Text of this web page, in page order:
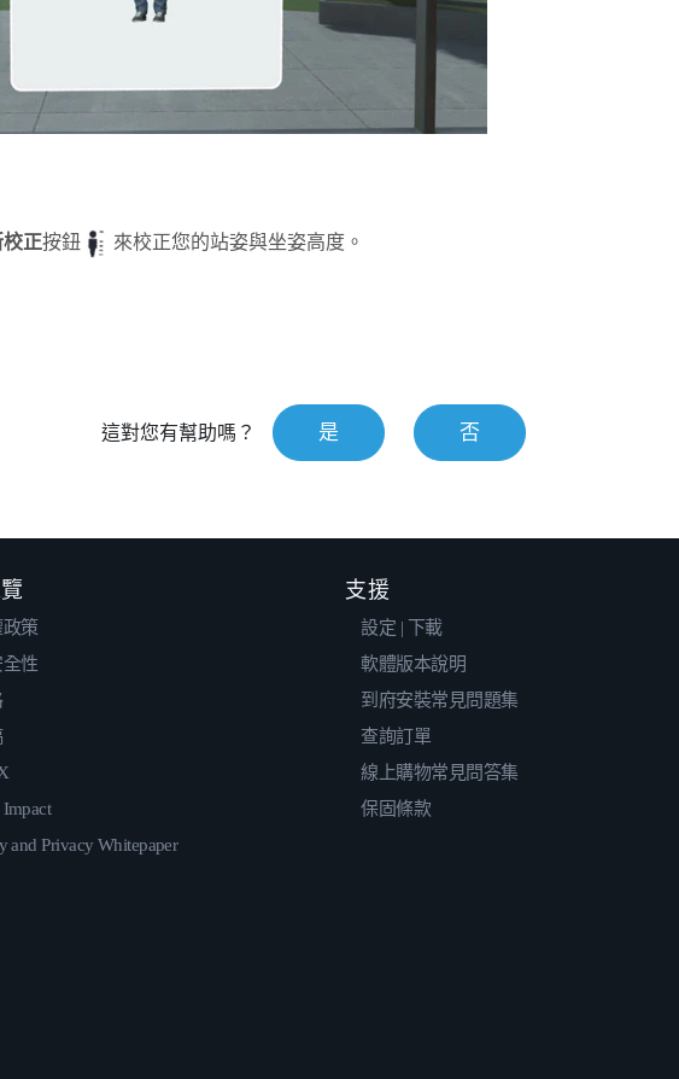
校正按鈕 來校正您的站姿與坐姿高度。
這對您有幫助嗎？ 是 否
政策
性
and Privacy Whitepaper
支援
設定 | 下載
軟體版本說明
到府安裝常見問題集
查詢訂單
線上購物常見問答集
保固條款